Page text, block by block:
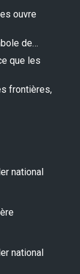
ouvre
de…
que les
frontières,
national
national